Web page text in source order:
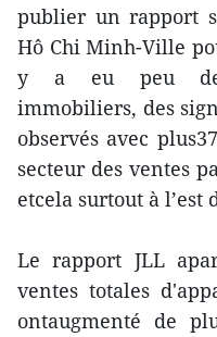
publier un rapport
Hô Chi Minh-Ville
y a eu peu de
immobiliers, des
observés avec
secteur des ventes
etcela surtout à l’est
Le rapport JLL
ventes totales
ontaugmenté de